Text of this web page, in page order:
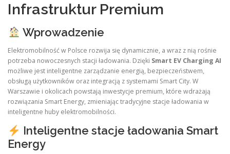
Infrastruktur Premium
Wprowadzenie
Elektromobilność w Polsce rozwija się dynamicznie, a wraz z nią rośnie
potrzeba nowoczesnych stacji ładowania. Dzięki Smart EV Charging AI
możliwe jest inteligentne zarządzanie energią, bezpieczeństwem,
obsługą użytkowników oraz integracją z systemami Smart City. W
Warszawie i okolicach powstają inwestycje premium, które wdrażają
rozwiązania Smart Energy, zmieniając tradycyjne stacje ładowania w
inteligentne huby elektromobilności.
Inteligentne stacje ładowania Smart
Energy